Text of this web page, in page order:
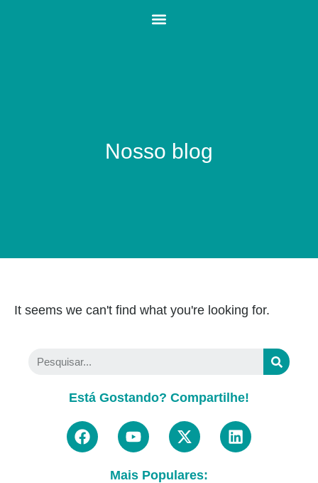
Nosso blog
It seems we can't find what you're looking for.
Está Gostando? Compartilhe!
Mais Populares: